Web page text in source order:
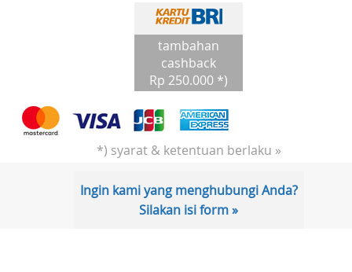
tambahan
cashback
Rp 250.000 *)
*) syarat & ketentuan berlaku »
Ingin kami yang menghubungi Anda?
Silakan isi form »